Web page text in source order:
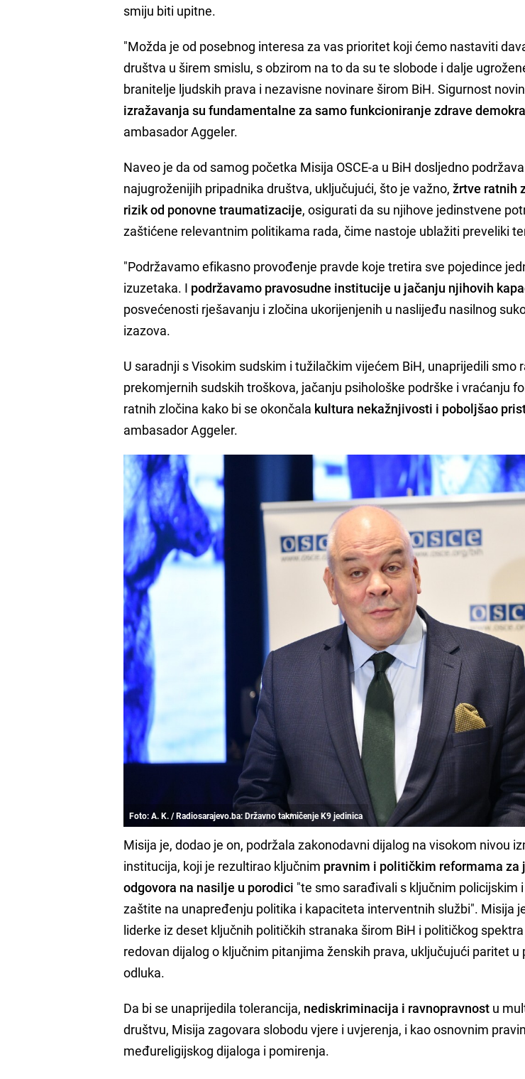
smiju biti upitne.
"Možda je od posebnog interesa za vas prioritet koji ćemo nastaviti
društva u širem smislu, s obzirom na to da su te slobode i dalje
branitelje ljudskih prava i nezavisne novinare širom BiH. Sigurnost
izražavanja su fundamentalne za samo funkcioniranje zdrave
ambasador Aggeler.
Naveo je da od samog početka Misija OSCE-a u BiH dosljedno
najugroženijih pripadnika društva, uključujući, što je važno,žrtve ratnih
rizik od ponovne traumatizacije, osigurati da su njihove jedinstvene
zaštićene relevantnim politikama rada, čime nastoje ublažiti preveliki
"Podržavamo efikasno provođenje pravde koje tretira sve pojedince
izuzetaka. I podržavamo pravosudne institucije u jačanju njihovih
posvećenosti rješavanju i zločina ukorijenjenih u naslijeđu nasilnog
izazova.
U saradnji s Visokim sudskim i tužilačkim vijećem BiH, unaprijedili smo
prekomjernih sudskih troškova, jačanju psihološke podrške i vraćanju
ratnih zločina kako bi se okončala kultura nekažnjivosti i poboljšao
ambasador Aggeler.
Foto: A. K. / Radiosarajevo.ba: Državno takmičenje K9 jedinica
Misija je, dodao je on, podržala zakonodavni dijalog na visokom nivou
institucija, koji je rezultirao ključnim pravnim i političkim reformama za
odgovora na nasilje u porodici "te smo sarađivali s ključnim policijskim
zaštite na unapređenju politika i kapaciteta interventnih službi". Misija
liderke iz deset ključnih političkih stranaka širom BiH i političkog
redovan dijalog o ključnim pitanjima ženskih prava, uključujući paritet
odluka.
Da bi se unaprijedila tolerancija, nediskriminacija i ravnopravnost u
društvu, Misija zagovara slobodu vjere i uvjerenja, i kao osnovnim
međureligijskog dijaloga i pomirenja.